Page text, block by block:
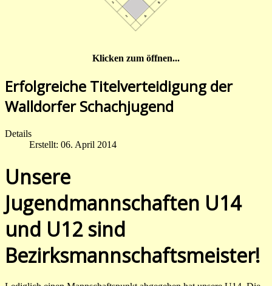
Klicken zum öffnen...
Erfolgreiche Titelverteidigung der
Walldorfer Schachjugend
Details
Erstellt: 06. April 2014
Unsere
Jugendmannschaften U14
und U12 sind
Bezirksmannschaftsmeister!